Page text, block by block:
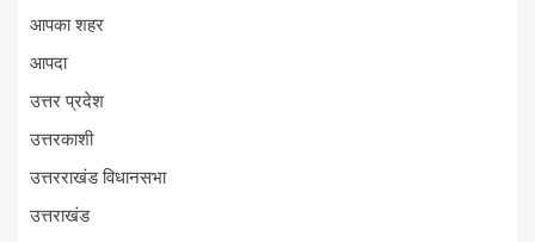
आपका शहर
आपदा
उत्तर प्रदेश
उत्तरकाशी
उत्तरराखंड विधानसभा
उत्तराखंड